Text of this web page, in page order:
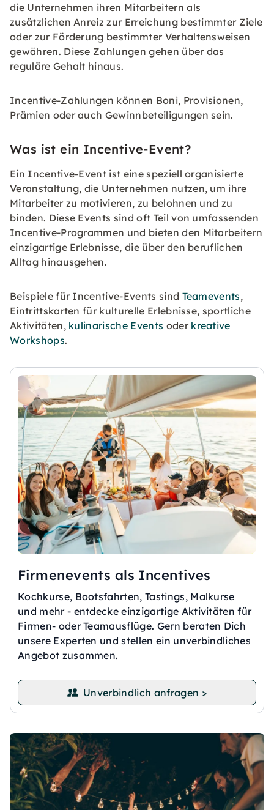
die Unternehmen ihren Mitarbeitern als
zusätzlichen Anreiz zur Erreichung bestimmter Ziele
oder zur Förderung bestimmter Verhaltensweisen
gewähren. Diese Zahlungen gehen über das
reguläre Gehalt hinaus.
Incentive-Zahlungen können Boni, Provisionen,
Prämien oder auch Gewinnbeteiligungen sein.
Was ist ein Incentive-Event?
Ein Incentive-Event ist eine speziell organisierte
Veranstaltung, die Unternehmen nutzen, um ihre
Mitarbeiter zu motivieren, zu belohnen und zu
binden. Diese Events sind oft Teil von umfassenden
Incentive-Programmen und bieten den Mitarbeitern
einzigartige Erlebnisse, die über den beruflichen
Alltag hinausgehen.
Beispiele für Incentive-Events sind Teamevents,
Eintrittskarten für kulturelle Erlebnisse, sportliche
Aktivitäten, kulinarische Events oder kreative
Workshops.
Firmenevents als Incentives
Kochkurse, Bootsfahrten, Tastings, Malkurse
und mehr - entdecke einzigartige Aktivitäten für
Firmen- oder Teamausflüge. Gern beraten Dich
unsere Experten und stellen ein unverbindliches
Angebot zusammen.
Unverbindlich anfragen >